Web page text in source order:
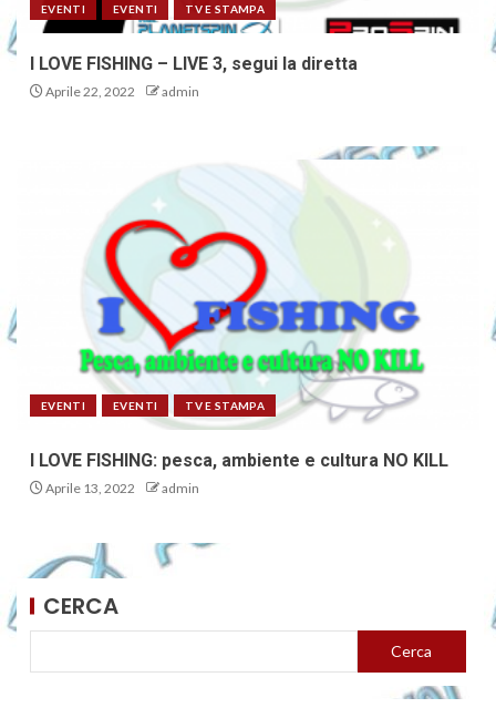
EVENTI EVENTI TV E STAMPA
I LOVE FISHING – LIVE 3, segui la diretta
Aprile 22, 2022 admin
EVENTI EVENTI TV E STAMPA
I LOVE FISHING: pesca, ambiente e cultura NO KILL
Aprile 13, 2022 admin
CERCA
Cerca